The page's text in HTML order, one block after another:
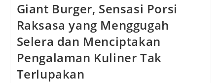
Giant Burger, Sensasi Porsi
Raksasa yang Menggugah
Selera dan Menciptakan
Pengalaman Kuliner Tak
Terlupakan